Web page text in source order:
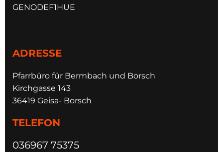
GENODEF1HUE
ADRESSE
Pfarrbüro für Bermbach und Borsch
Kirchgasse 143
36419 Geisa- Borsch
TELEFON
036967 75375